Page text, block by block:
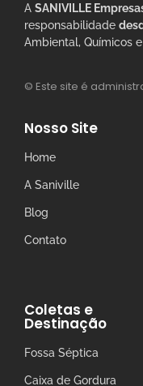
A SANIVILLE
responsabilidade
Ambiental, Químicos
© Este site é
Nosso Site
Home
A Saniville
Blog
Contato
Coletas e
Destinação
Fossa Séptica
Caixa de Gordura